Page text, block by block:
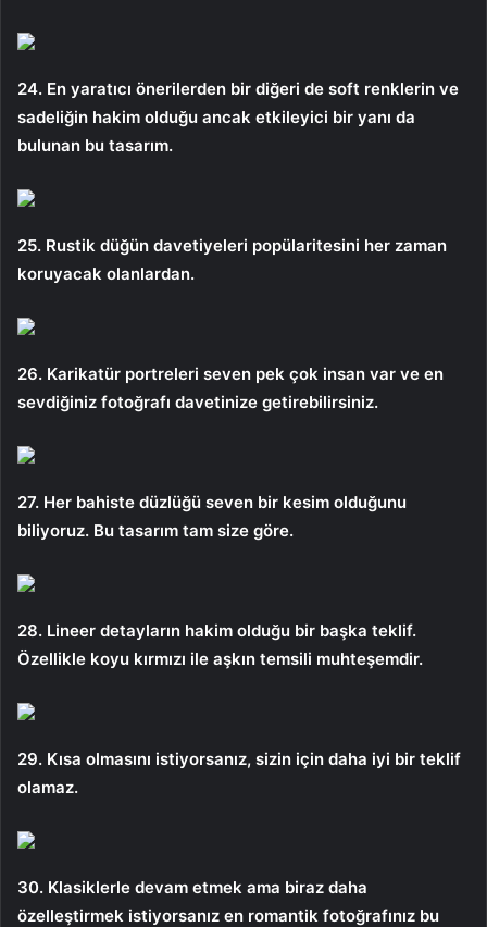
24. En yaratıcı önerilerden bir diğeri de soft renklerin ve
sadeliğin hakim olduğu ancak etkileyici bir yanı da
bulunan bu tasarım.
25. Rustik düğün davetiyeleri popülaritesini her zaman
koruyacak olanlardan.
26. Karikatür portreleri seven pek çok insan var ve en
sevdiğiniz fotoğrafı davetinize getirebilirsiniz.
27. Her bahiste düzlüğü seven bir kesim olduğunu
biliyoruz. Bu tasarım tam size göre.
28. Lineer detayların hakim olduğu bir başka teklif.
Özellikle koyu kırmızı ile aşkın temsili muhteşemdir.
29. Kısa olmasını istiyorsanız, sizin için daha iyi bir teklif
olamaz.
30. Klasiklerle devam etmek ama biraz daha
özelleştirmek istiyorsanız en romantik fotoğrafınız bu